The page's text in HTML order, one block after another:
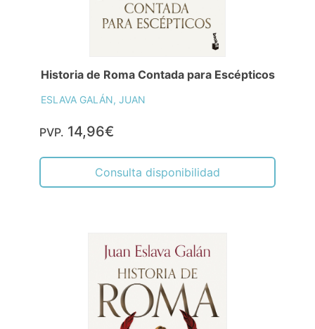
Historia de Roma Contada para Escépticos
ESLAVA GALÁN, JUAN
PVP. 14,96€
Consulta disponibilidad